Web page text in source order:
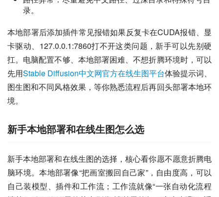
录。
本地部署后添加插件常见报错如果反复卡在CUDA报错、显
卡驱动、127.0.0.1:7860打不开这类问题，新手可以先别硬
扛。电脑配置不够、本地部署困难、不想折腾环境时，可以
先用Stable Diffusion中文网官方在线生图平台体验提示词、
图生图和不同风格效果，等你熟悉流程后再回头部署本地环
境。
新手本地部署和在线生图怎么选
新手本地部署和在线生图的选择，核心看你愿不愿意折腾电
脑环境。本地部署像“把画室搬回自己家”，自由度高，可以
自己装模型、插件和工作流；工作流就像“一张自动化流程